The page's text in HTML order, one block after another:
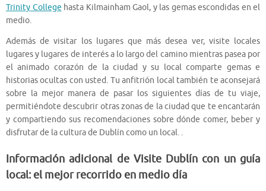
Trinity College hasta Kilmainham Gaol, y las gemas escondidas en el
medio.
Además de visitar los lugares que más desea ver, visite locales
lugares y lugares de interés a lo largo del camino mientras pasea por
el animado corazón de la ciudad y su local comparte gemas e
historias ocultas con usted. Tu anfitrión local también te aconsejará
sobre la mejor manera de pasar los siguientes días de tu viaje,
permitiéndote descubrir otras zonas de la ciudad que te encantarán
y compartiendo sus recomendaciones sobre dónde comer, beber y
disfrutar de la cultura de Dublín como un local. .
Información adicional de Visite Dublín con un guía
local: el mejor recorrido en medio día